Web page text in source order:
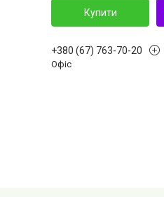
Купити
+380 (67) 763-70-20
Офіс